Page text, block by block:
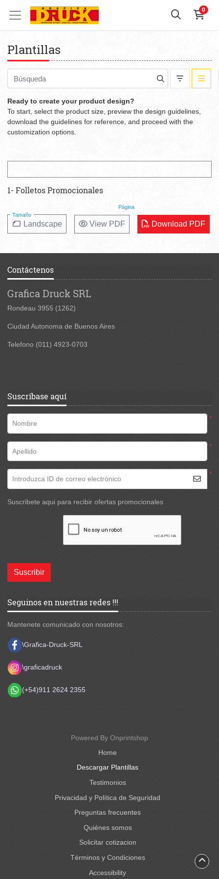
0
Plantillas
Ready to create your product design?
To start, select the product size, preview the design guidelines,
download the guidelines for reference, and proceed with the
customization options.
1- Folletos Promocionales
Tamaño
Página
Landscape View PDF Download PDF
Contáctenos
Grafica Druck SRL
Rondeau 3955 (1262)
Ciudad Autonoma de Buenos Aires
Telefono (011) 4923-0703
Suscríbase aquí
*
Nombre
*
Apellido
*
Introduzca ID de correo electrónico
Suscribete aqui para recibir ofertas promocionales
Suscribir
Seguinos en nuestras redes !!!
Mantenete comunicado con nosotros:
\Grafica-Druck-SRL
\graficadruck
(+54)911 2624 2355
Powered By Onprintshop
Home
Descargar Plantillas
Testimonios
Privacidad y Política de Seguridad
Preguntas frecuentes
Quiénes somos
Solicitar cotizacion
Términos y Condiciones
Accessibility